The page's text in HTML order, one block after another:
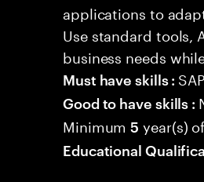
applications to
Use standard tools,
business needs
Must have skills :
Good to have skills :
Minimum5 year(s)
Educational